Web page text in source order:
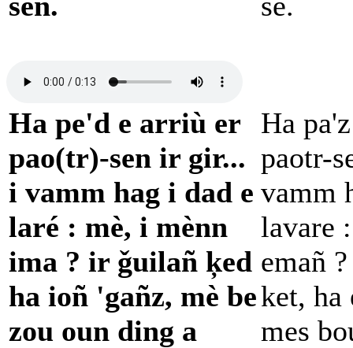
Ha pe'd e arriù er
pao(tr)-sen ir gir...
i vamm hag i dad e
laré : mè, i mènn
ima ? ir ǧuilañ ķed
ha ioñ 'gañz, mè be
zou oun ding a
Ha
paotr-
vamm
lavare
emañ
ket, ha
mes